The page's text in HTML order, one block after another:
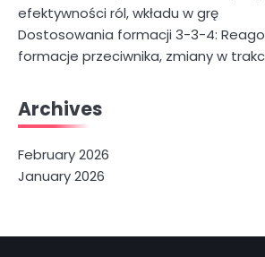
efektywności ról, wkładu w grę
Dostosowania formacji 3-3-4:
formacje przeciwnika, zmiany w
Archives
February 2026
January 2026